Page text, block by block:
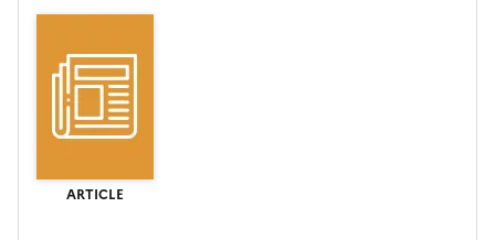
ARTICLE